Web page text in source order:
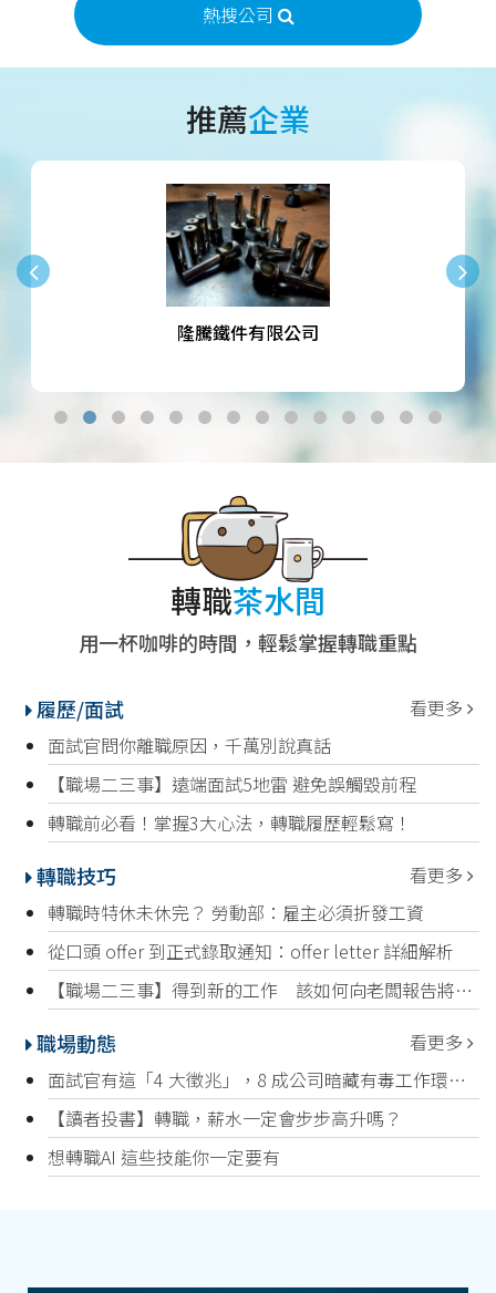
熱搜公司
推薦企業
隆騰鐵件有限公司
轉職茶水間
用一杯咖啡的時間，輕鬆掌握轉職重點
履歷/面試
看更多
面試官問你離職原因，千萬別說真話
【職場二三事】遠端面試5地雷 避免誤觸毀前程
轉職前必看！掌握3大心法，轉職履歷輕鬆寫！
轉職技巧
看更多
轉職時特休未休完？ 勞動部：雇主必須折發工資
從口頭 offer 到正式錄取通知：offer letter 詳細解析
【職場二三事】得到新的工作 該如何向老闆報告將轉職？
職場動態
看更多
面試官有這「4 大徵兆」，8 成公司暗藏有毒工作環境，趕快避開！
【讀者投書】轉職，薪水一定會步步高升嗎？
想轉職AI 這些技能你一定要有